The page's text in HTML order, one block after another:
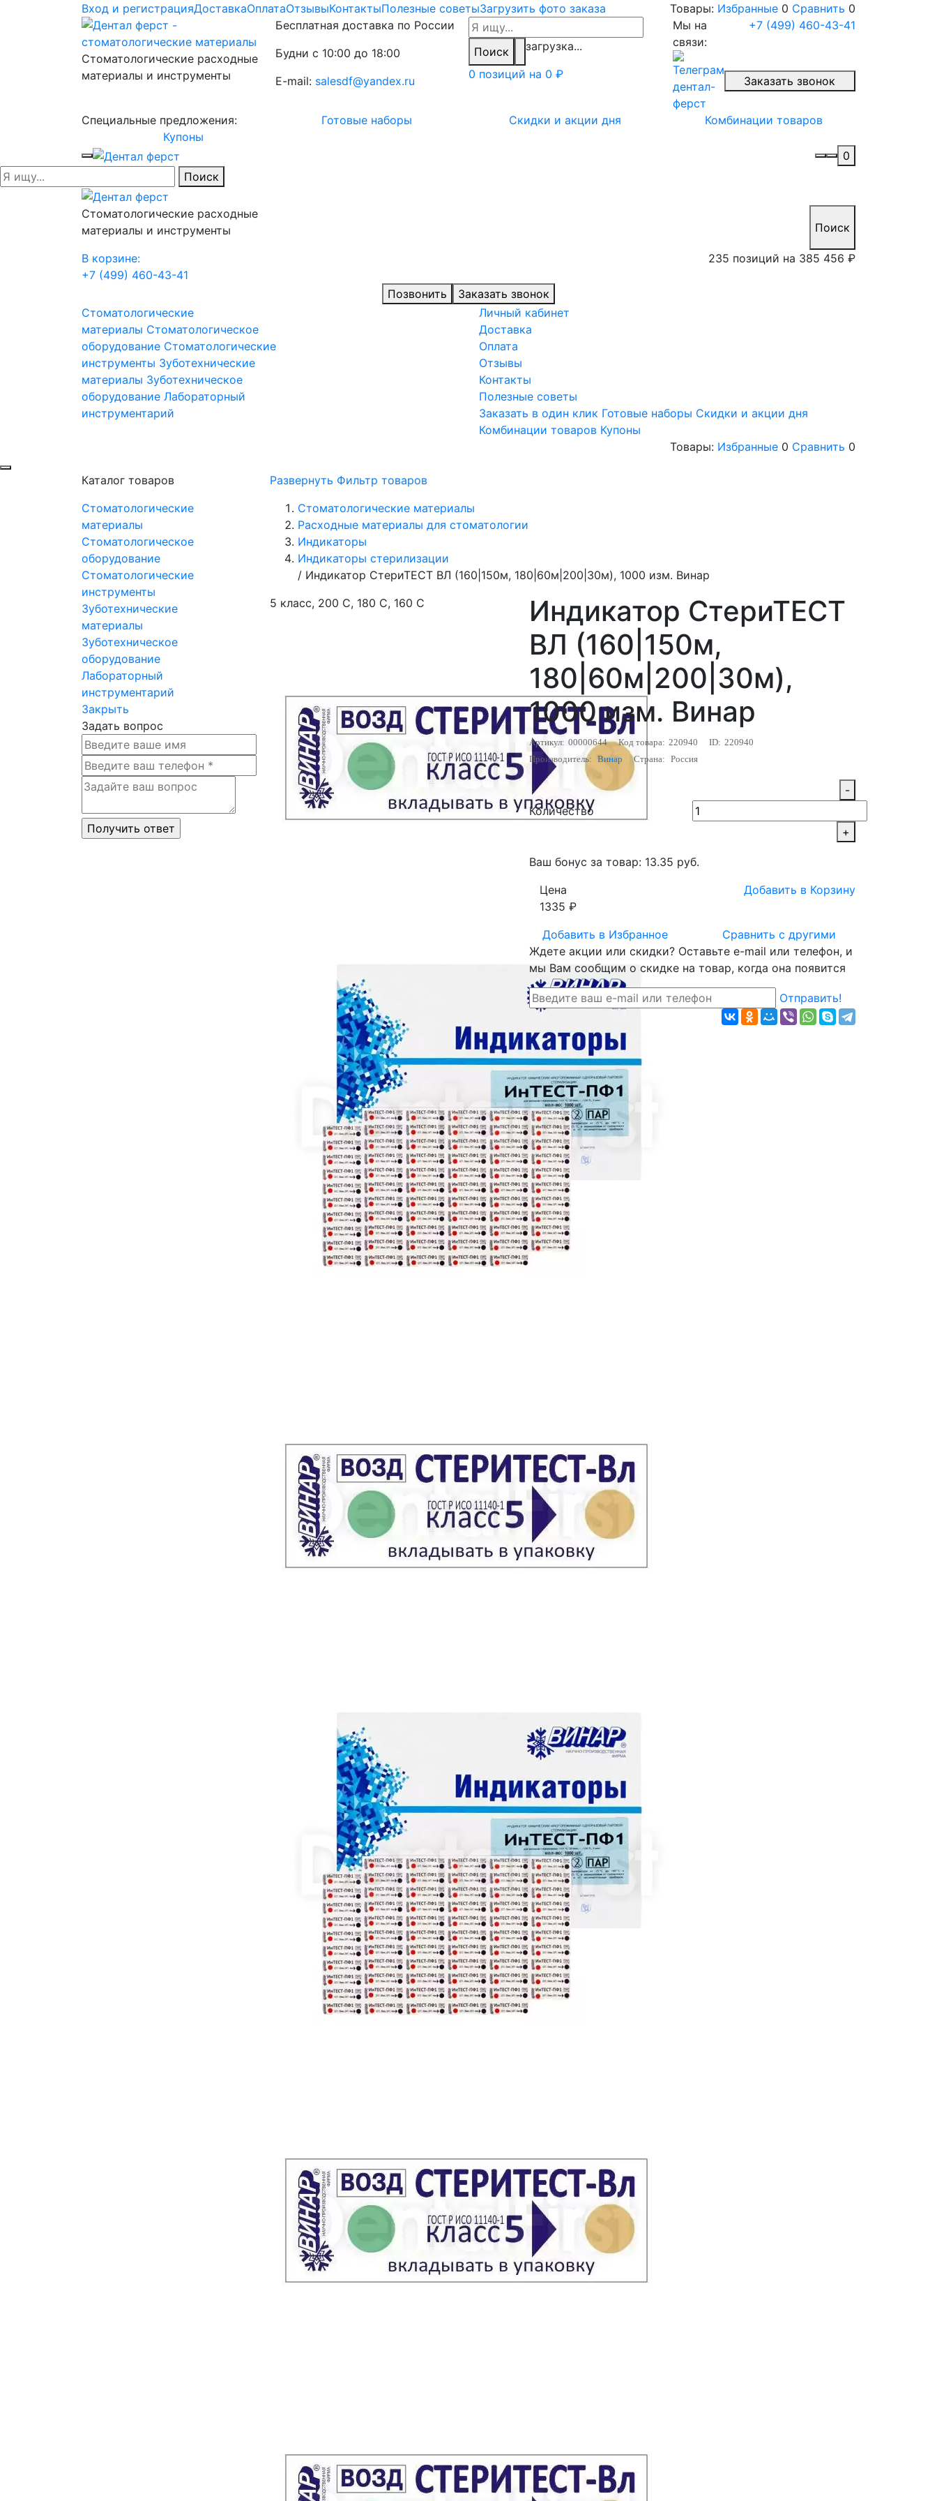
Вход и регистрацияДоставкаОплатаОтзывыКонтактыПолезные советыЗагрузить фото заказа Товары: Избранные 0 Сравнить 0
Стоматологические расходные
материалы и инструменты
Бесплатная доставка по России
Будни с 10:00 до 18:00
E-mail: salesdf@yandex.ru
Поиск
загрузка...
0 позиций на 0 ₽
Мы на
связи:
+7 (499) 460-43-41
Заказать звонок
Специальные предложения: Готовые наборы Скидки и акции дня
Комбинации товаров
Купоны
0
Поиск
Стоматологические расходные
материалы и инструменты
Поиск
В корзине: 235 позиций на 385 456 ₽
+7 (499) 460-43-41
Позвонить
Заказать звонок
Стоматологические
материалы Стоматологическое
оборудование Стоматологические
инструменты Зуботехнические
материалы Зуботехническое
оборудование Лабораторный
инструментарий
Личный кабинет
Доставка
Оплата
Отзывы
Контакты
Полезные советы
Заказать в один клик Готовые наборы Скидки и акции дня
Комбинации товаров Купоны
Товары: Избранные 0 Сравнить 0
Каталог товаров
Стоматологические
материалы
Стоматологическое
оборудование
Стоматологические
инструменты
Зуботехнические
материалы
Зуботехническое
оборудование
Лабораторный
инструментарий
Закрыть
Задать вопрос
Развернуть Фильтр товаров
Стоматологические материалы
Расходные материалы для стоматологии
Индикаторы
Индикаторы стерилизации
/ Индикатор СтериТЕСТ ВЛ (160|150м, 180|60м|200|30м), 1000 изм. Винар
5 класс, 200 С, 180 С, 160 С
Индикатор СтериТЕСТ
ВЛ (160|150м,
180|60м|200|30м),
1000 изм. Винар
Артикул: 00000644 Код товара: 220940 ID: 220940
Производитель: Винар Страна: Россия
Количество
-
+
Ваш бонус за товар: 13.35 руб.
Цена
1335 ₽
Добавить в Корзину
Добавить в Избранное
Сравнить с другими
Ждете акции или скидки? Оставьте e-mail или телефон, и
мы Вам сообщим о скидке на товар, когда она появится
Отправить!